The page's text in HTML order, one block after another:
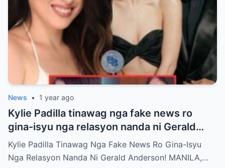
News • 1 year ago
Kylie Padilla tinawag nga fake news ro
gina-isyu nga relasyon nanda ni Gerald
Anderson
Kylie Padilla Tinawag Nga Fake News Ro Gina-Isyu
Nga Relasyon Nanda Ni Gerald Anderson! MANILA,…